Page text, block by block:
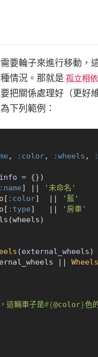
要輪子來進行移動，
情況。那就是 孤立相
把關係處理好（更好
下列範例：
, :color, :wheels ,
info = {})
:name] | |
'未命名'
:color]  | |
'藍'
:type]   | |
'房車'
(external_wheels)
| | Wheels
，這輛車子是#{@color}色